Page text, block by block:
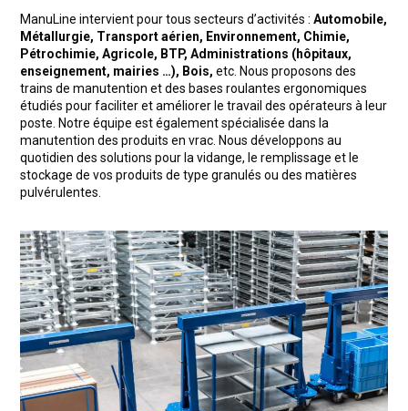
ManuLine intervient pour tous secteurs d’activités : Automobile,
Métallurgie, Transport aérien, Environnement, Chimie,
Pétrochimie, Agricole, BTP, Administrations (hôpitaux,
enseignement, mairies …), Bois, etc. Nous proposons des
trains de manutention et des bases roulantes ergonomiques
étudiés pour faciliter et améliorer le travail des opérateurs à leur
poste. Notre équipe est également spécialisée dans la
manutention des produits en vrac. Nous développons au
quotidien des solutions pour la vidange, le remplissage et le
stockage de vos produits de type granulés ou des matières
pulvérulentes.